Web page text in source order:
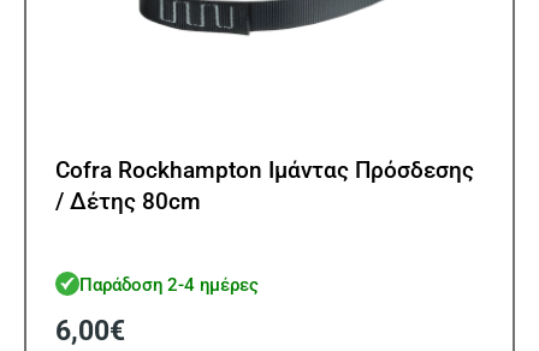
Cofra Rockhampton Ιμάντας Πρόσδεσης
/ Δέτης 80cm
Παράδοση 2-4 ημέρες
6,00€